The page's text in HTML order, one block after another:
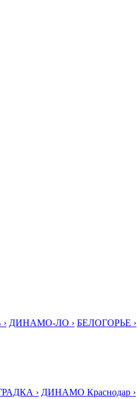
ДИНАМО-ЛО › БЕЛОГОРЬЕ ›
› ДИНАМО Краснодар ›